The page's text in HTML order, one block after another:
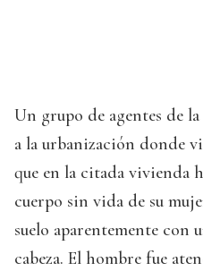
Un grupo de agentes de
a la urbanización donde
que en la citada vivienda
cuerpo sin vida de su
suelo aparentemente con
cabeza. El hombre fue